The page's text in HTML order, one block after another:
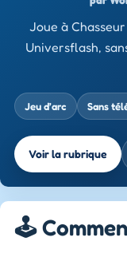
Joue à
Universflash,
Jeu d’arc Sans
Voir la rubrique
🕹️